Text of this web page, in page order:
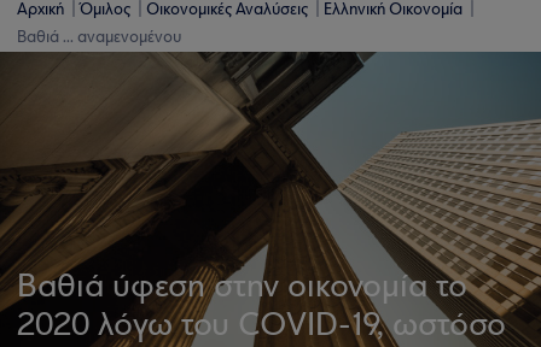
Αρχική Όμιλος Οικονομικές Αναλύσεις
Ελληνική Οικονομία
Βαθιά ... αναμενομένου
Βαθιά ύφεση στην οικονομία το
2020 λόγω του COVID-19, ωστόσο